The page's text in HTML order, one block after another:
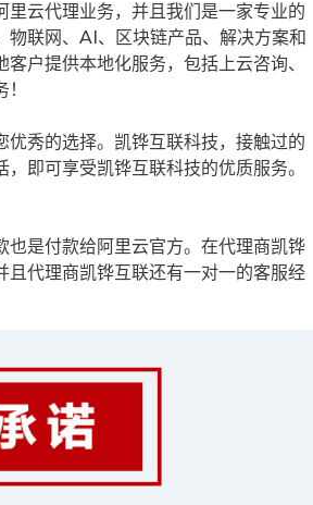
云代理业务，并且我们是一家专业的
联网、AI、区块链产品、解决方案和
户提供本地化服务，包括上云咨询、
秀的选择。凯铧互联科技，接触过的
即可享受凯铧互联科技的优质服务。
是付款给阿里云官方。在代理商凯铧
代理商凯铧互联还有一对一的客服经